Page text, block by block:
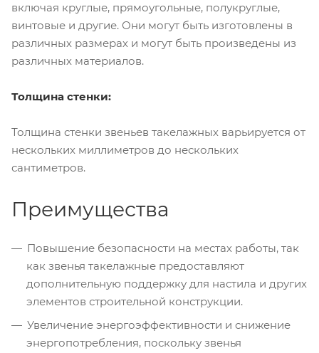
включая круглые, прямоугольные, полукруглые,
винтовые и другие. Они могут быть изготовлены в
различных размерах и могут быть произведены из
различных материалов.
Толщина стенки:
Толщина стенки звеньев такелажных варьируется от
нескольких миллиметров до нескольких
сантиметров.
Преимущества
Повышение безопасности на местах работы, так
как звенья такелажные предоставляют
дополнительную поддержку для настила и других
элементов строительной конструкции.
Увеличение энергоэффективности и снижение
энергопотребления, поскольку звенья